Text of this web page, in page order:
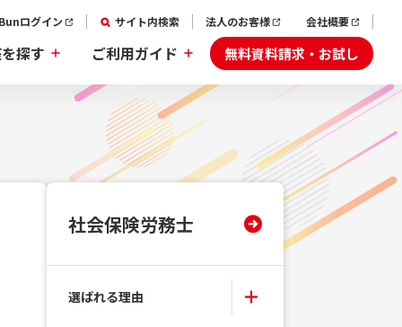
ログイン サイト内検索 法人のお客様 会社概要
探す ご利用ガイド 無料資料請求・お試し
社会保険労務士
選ばれる理由